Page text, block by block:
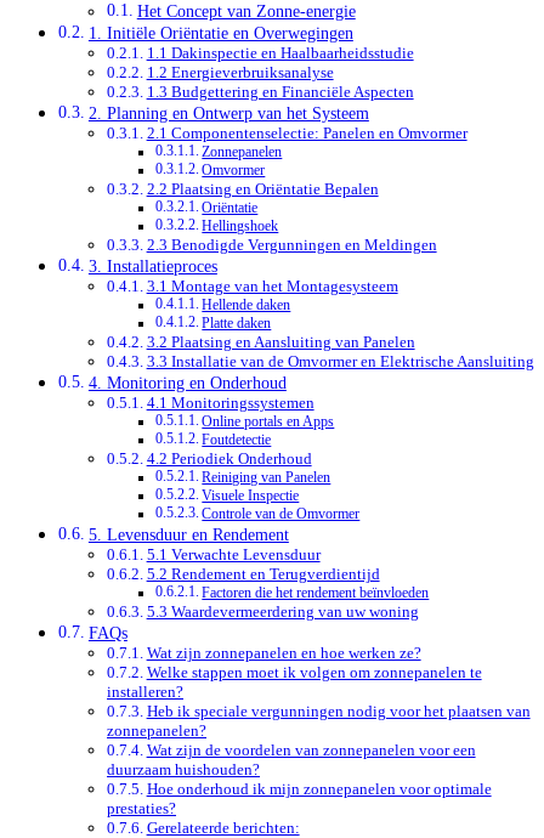
Het Concept van Zonne-energie
1. Initiële Oriëntatie en Overwegingen
1.1 Dakinspectie en Haalbaarheidsstudie
1.2 Energieverbruiksanalyse
1.3 Budgettering en Financiële Aspecten
2. Planning en Ontwerp van het Systeem
2.1 Componentenselectie: Panelen en Omvormer
Zonnepanelen
Omvormer
2.2 Plaatsing en Oriëntatie Bepalen
Oriëntatie
Hellingshoek
2.3 Benodigde Vergunningen en Meldingen
3. Installatieproces
3.1 Montage van het Montagesysteem
Hellende daken
Platte daken
3.2 Plaatsing en Aansluiting van Panelen
3.3 Installatie van de Omvormer en Elektrische Aansluiting
4. Monitoring en Onderhoud
4.1 Monitoringssystemen
Online portals en Apps
Foutdetectie
4.2 Periodiek Onderhoud
Reiniging van Panelen
Visuele Inspectie
Controle van de Omvormer
5. Levensduur en Rendement
5.1 Verwachte Levensduur
5.2 Rendement en Terugverdientijd
Factoren die het rendement beïnvloeden
5.3 Waardevermeerdering van uw woning
FAQs
Wat zijn zonnepanelen en hoe werken ze?
Welke stappen moet ik volgen om zonnepanelen te
installeren?
Heb ik speciale vergunningen nodig voor het plaatsen van
zonnepanelen?
Wat zijn de voordelen van zonnepanelen voor een
duurzaam huishouden?
Hoe onderhoud ik mijn zonnepanelen voor optimale
prestaties?
Gerelateerde berichten: